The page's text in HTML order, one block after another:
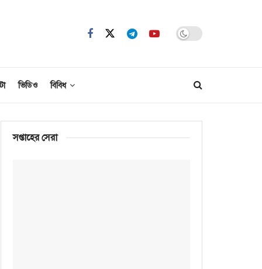
ভিডিও বিবিধ
সপ্তাহের সেরা